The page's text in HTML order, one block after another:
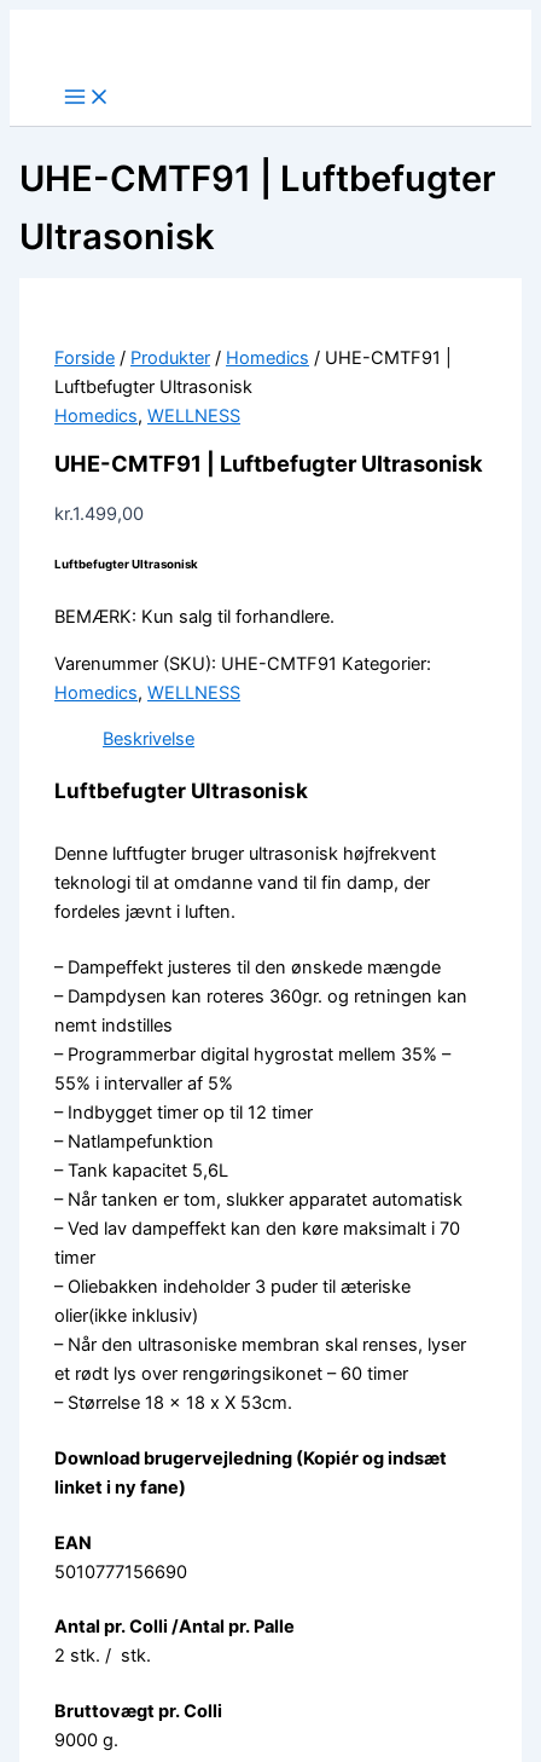
UHE-CMTF91 | Luftbefugter
Ultrasonisk
Forside / Produkter / Homedics / UHE-CMTF91 |
Luftbefugter Ultrasonisk
Homedics,WELLNESS
UHE-CMTF91 | Luftbefugter Ultrasonisk
kr.1.499,00
Luftbefugter Ultrasonisk
BEMÆRK: Kun salg til forhandlere.
Varenummer (SKU): UHE-CMTF91 Kategorier:
Homedics,WELLNESS
Beskrivelse
Luftbefugter Ultrasonisk
Denne luftfugter bruger ultrasonisk højfrekvent
teknologi til at omdanne vand til fin damp, der
fordeles jævnt i luften.
– Dampeffekt justeres til den ønskede mængde
– Dampdysen kan roteres 360gr. og retningen kan
nemt indstilles
– Programmerbar digital hygrostat mellem 35% –
55% i intervaller af 5%
– Indbygget timer op til 12 timer
– Natlampefunktion
– Tank kapacitet 5,6L
– Når tanken er tom, slukker apparatet automatisk
– Ved lav dampeffekt kan den køre maksimalt i 70
timer
– Oliebakken indeholder 3 puder til æteriske
olier(ikke inklusiv)
– Når den ultrasoniske membran skal renses, lyser
et rødt lys over rengøringsikonet – 60 timer
– Størrelse 18 x 18 x X 53cm.
Download brugervejledning (Kopiér og indsæt
linket i ny fane)
EAN
5010777156690
Antal pr. Colli /Antal pr. Palle
2 stk. / stk.
Bruttovægt pr. Colli
9000 g.